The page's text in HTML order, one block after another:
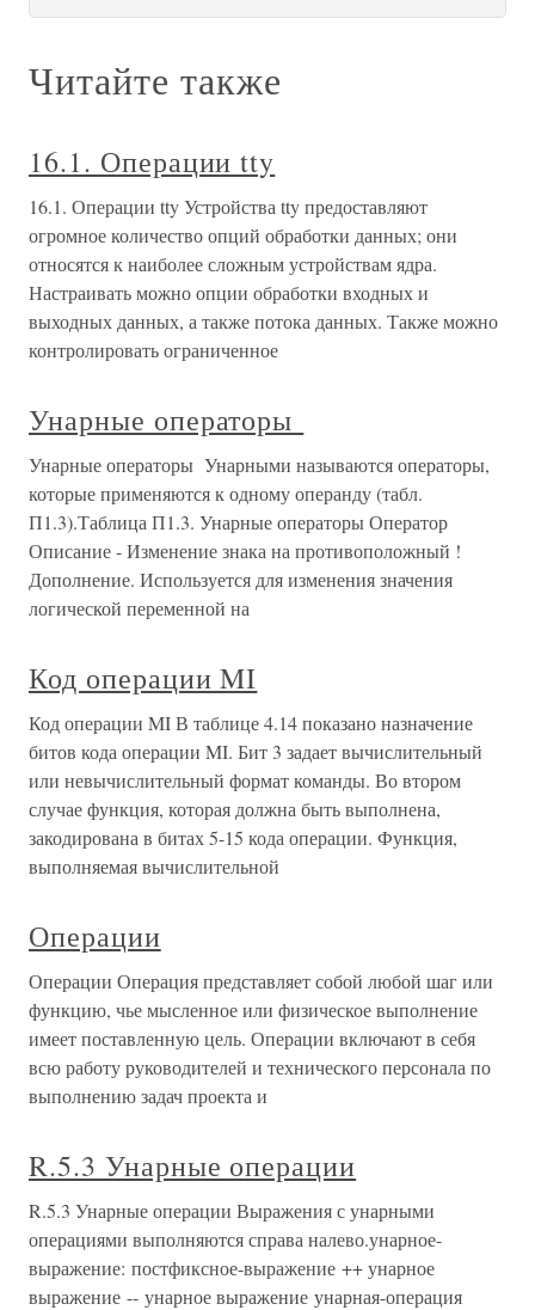
Читайте также
16.1. Операции tty
16.1. Операции tty Устройства tty предоставляют
огромное количество опций обработки данных; они
относятся к наиболее сложным устройствам ядра.
Настраивать можно опции обработки входных и
выходных данных, а также потока данных. Также можно
контролировать ограниченное
Унарные операторы
Унарные операторы Унарными называются операторы,
которые применяются к одному операнду (табл.
П1.3).Таблица П1.3. Унарные операторы Оператор
Описание - Изменение знака на противоположный !
Дополнение. Используется для изменения значения
логической переменной на
Код операции MI
Код операции MI В таблице 4.14 показано назначение
битов кода операции MI. Бит 3 задает вычислительный
или невычислительный формат команды. Во втором
случае функция, которая должна быть выполнена,
закодирована в битах 5-15 кода операции. Функция,
выполняемая вычислительной
Операции
Операции Операция представляет собой любой шаг или
функцию, чье мысленное или физическое выполнение
имеет поставленную цель. Операции включают в себя
всю работу руководителей и технического персонала по
выполнению задач проекта и
R.5.3 Унарные операции
R.5.3 Унарные операции Выражения с унарными
операциями выполняются справа налево.унарное-
выражение: постфиксное-выражение ++ унарное
выражение -- унарное выражение унарная-операция